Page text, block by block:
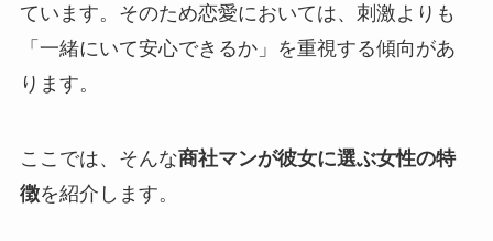
ています。そのため恋愛においては、刺激よりも
「一緒にいて安心できるか」を重視する傾向があ
ります。
ここでは、そんな商社マンが彼女に選ぶ女性の特
徴を紹介します。